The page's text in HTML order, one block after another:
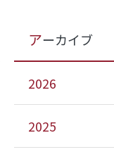
アーカイブ
2026
2025